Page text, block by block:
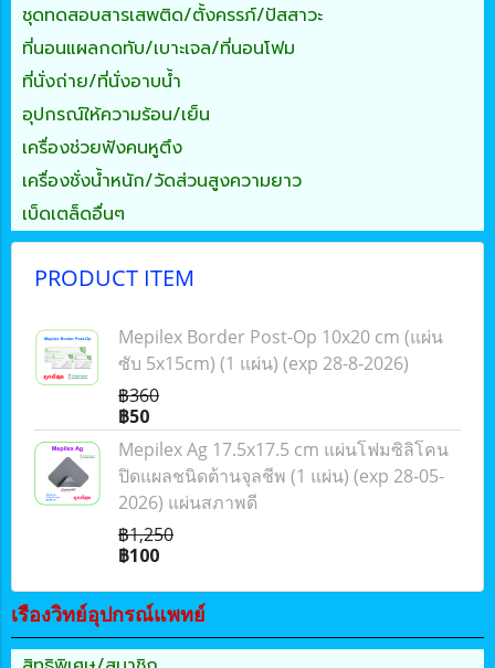
ชุดทดสอบสารเสพติด/ตั้งครรภ์/ปัสสาวะ
ที่นอนแผลกดทับ/เบาะเจล/ที่นอนโฟม
ที่นั่งถ่าย/ที่นั่งอาบน้ำ
อุปกรณ์ให้ความร้อน/เย็น
เครื่องช่วยฟังคนหูตึง
เครื่องชั่งน้ำหนัก/วัดส่วนสูงความยาว
เบ็ดเตล็ดอื่นๆ
PRODUCT ITEM
Mepilex Border Post-Op 10x20 cm (แผ่น
ซับ 5x15cm) (1 แผ่น) (exp 28-8-2026)
฿360
฿50
Mepilex Ag 17.5x17.5 cm แผ่นโฟมซิลิโคน
ปิดแผลชนิดต้านจุลชีพ (1 แผ่น) (exp 28-05-
2026) แผ่นสภาพดี
฿1,250
฿100
เรืองวิทย์อุปกรณ์แพทย์